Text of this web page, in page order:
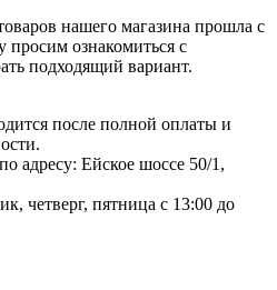
нашего магазина прошла с
просим ознакомиться с
подходящий вариант.
после полной оплаты и
адресу: Ейское шоссе 50/1,
четверг, пятница с 13:00 до